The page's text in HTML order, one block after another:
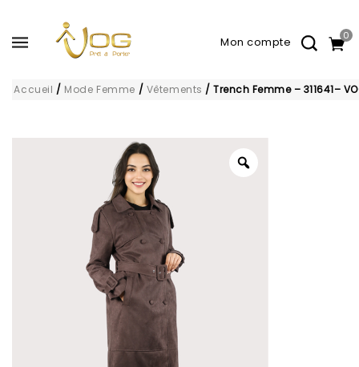
0
Accueil / Mode Femme / Vêtements /Trench Femme – 311641–